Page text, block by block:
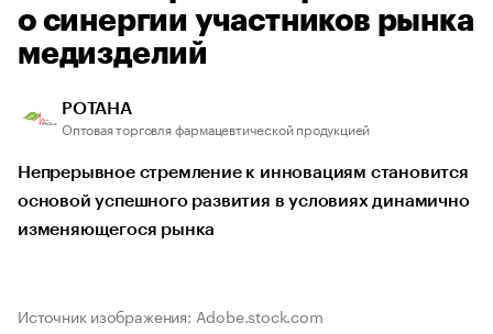
о синергии участников рынка
медизделий
РОТАНА
Оптовая торговля фармацевтической продукцией
Непрерывное стремление к инновациям становится
основой успешного развития в условиях динамично
изменяющегося рынка
Источник изображения: Adobe.stock.com